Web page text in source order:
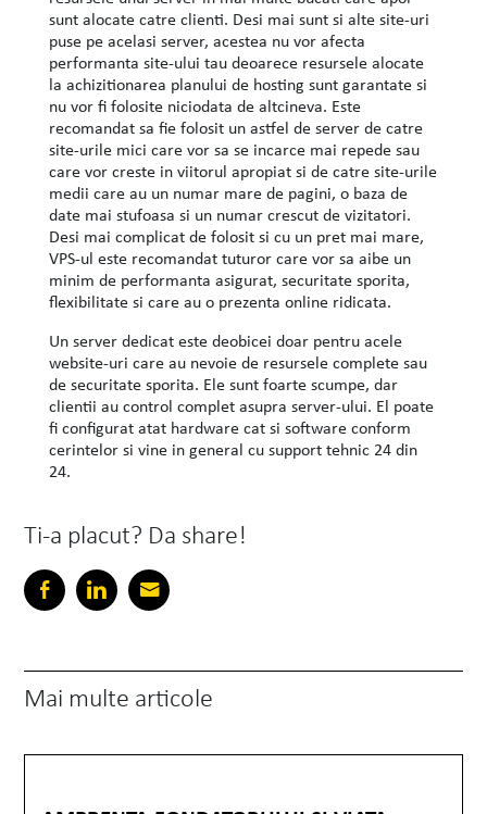
sunt alocate catre clienti. Desi mai sunt si alte site-uri
puse pe acelasi server, acestea nu vor afecta
performanta site-ului tau deoarece resursele alocate
la achizitionarea planului de hosting sunt garantate si
nu vor fi folosite niciodata de altcineva. Este
recomandat sa fie folosit un astfel de server de catre
site-urile mici care vor sa se incarce mai repede sau
care vor creste in viitorul apropiat si de catre site-urile
medii care au un numar mare de pagini, o baza de
date mai stufoasa si un numar crescut de vizitatori.
Desi mai complicat de folosit si cu un pret mai mare,
VPS-ul este recomandat tuturor care vor sa aibe un
minim de performanta asigurat, securitate sporita,
flexibilitate si care au o prezenta online ridicata.
Un server dedicat este deobicei doar pentru acele
website-uri care au nevoie de resursele complete sau
de securitate sporita. Ele sunt foarte scumpe, dar
clientii au control complet asupra server-ului. El poate
fi configurat atat hardware cat si software conform
cerintelor si vine in general cu support tehnic 24 din
24.
Ti-a placut? Da share!
Mai multe articole